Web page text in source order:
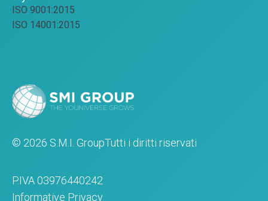
ISO 9001:2015
ISO 14001:2015
© 2026 S.M.I. GroupTutti i diritti riservati
P.IVA 03976440242
Informative Privacy